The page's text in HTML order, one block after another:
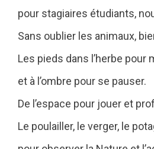
pour stagiaires étudiants,
Sans oublier les animaux,
Les pieds dans l’herbe pour
et à l’ombre pour se pauser.
De l’espace pour jouer et
Le poulailler, le verger, le